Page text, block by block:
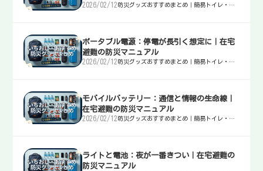
2026/02/12 防災グッズおすすめまとめ｜簡易トイレ・
ポータブル電源：停電が長引く想定に｜在宅
避難の防災マニュアル
2026/02/12 防災グッズおすすめまとめ｜簡易トイレ・
モバイルバッテリー：通信と情報の生命線｜
在宅避難の防災マニュアル
2026/02/12 防災グッズおすすめまとめ｜簡易トイレ・
ライトと電池：夜が一番きつい｜在宅避難の
防災マニュアル